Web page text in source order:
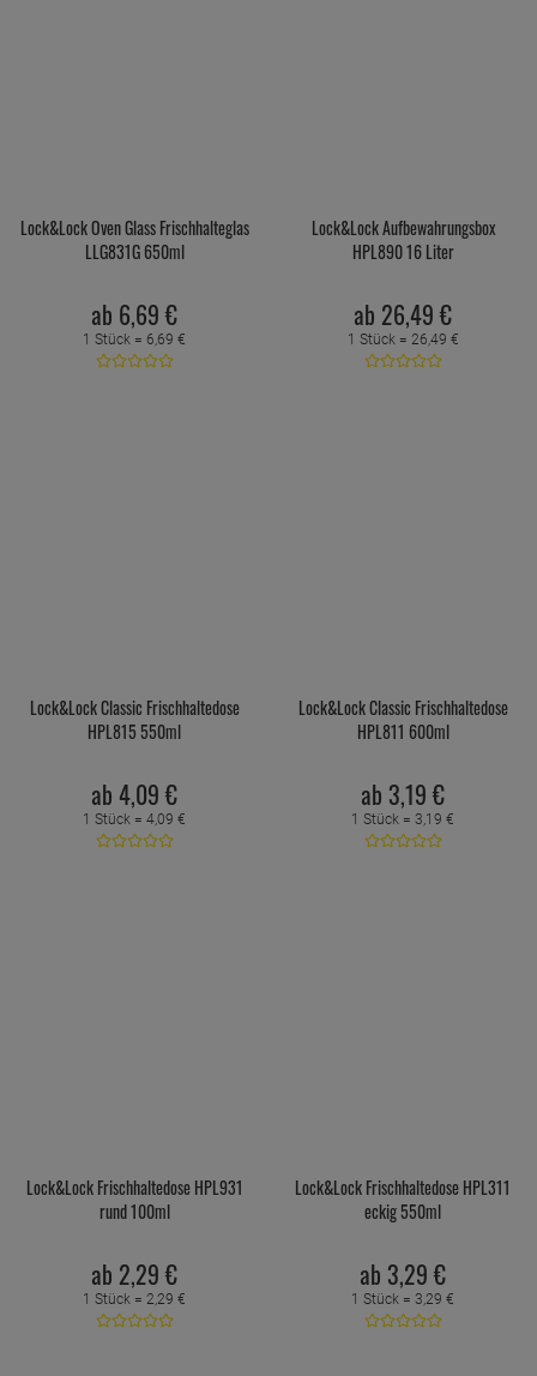
Lock&Lock Oven Glass Frischhalteglas
LLG831G 650ml
ab 6,69 €
1 Stück = 6,69 €
Lock&Lock Aufbewahrungsbox
HPL890 16 Liter
ab 26,49 €
1 Stück = 26,49 €
Lock&Lock Classic Frischhaltedose
HPL815 550ml
ab 4,09 €
1 Stück = 4,09 €
Lock&Lock Classic Frischhaltedose
HPL811 600ml
ab 3,19 €
1 Stück = 3,19 €
Lock&Lock Frischhaltedose HPL931
rund 100ml
ab 2,29 €
1 Stück = 2,29 €
Lock&Lock Frischhaltedose HPL311
eckig 550ml
ab 3,29 €
1 Stück = 3,29 €